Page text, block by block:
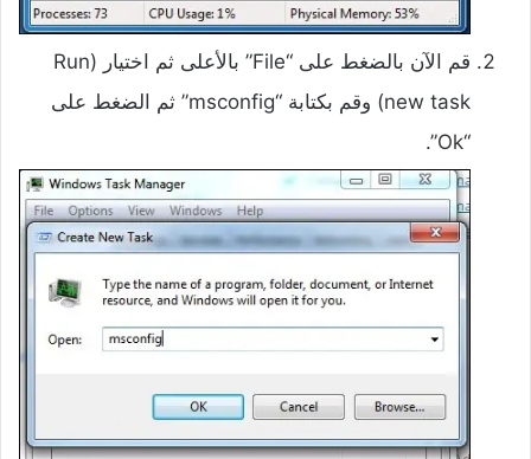
قم الآن بالضغط على “File” بالأعلى ثم اختيار (Run
new task) وقم بكتابة “msconfig” ثم الضغط على
“Ok”.